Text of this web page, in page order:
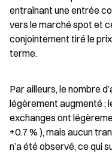
entraînant une entrée
vers le marché spot et
conjointement tiré le
terme.
Par ailleurs, le nombre
légèrement augmenté ;
exchanges ont
+0.7 % ), mais aucun
n’a été observé, ce qui